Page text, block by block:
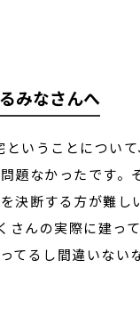
みなさんへ
いうことについ
題なかったです。
決断する方が難し
さんの実際に建っ
てるし間違いない